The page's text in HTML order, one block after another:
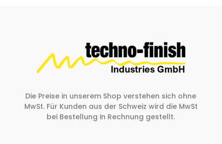
Die Preise in unserem Shop verstehen sich ohne
MwSt. Für Kunden aus der Schweiz wird die MwSt
bei Bestellung in Rechnung gestellt.